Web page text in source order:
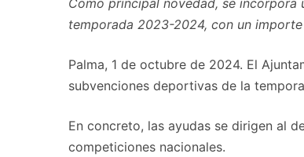
Como principal novedad, se incorpora
temporada 2023-2024, con un
Palma, 1 de octubre de 2024. El
subvenciones deportivas de la
En concreto, las ayudas se dirigen al
competiciones nacionales.